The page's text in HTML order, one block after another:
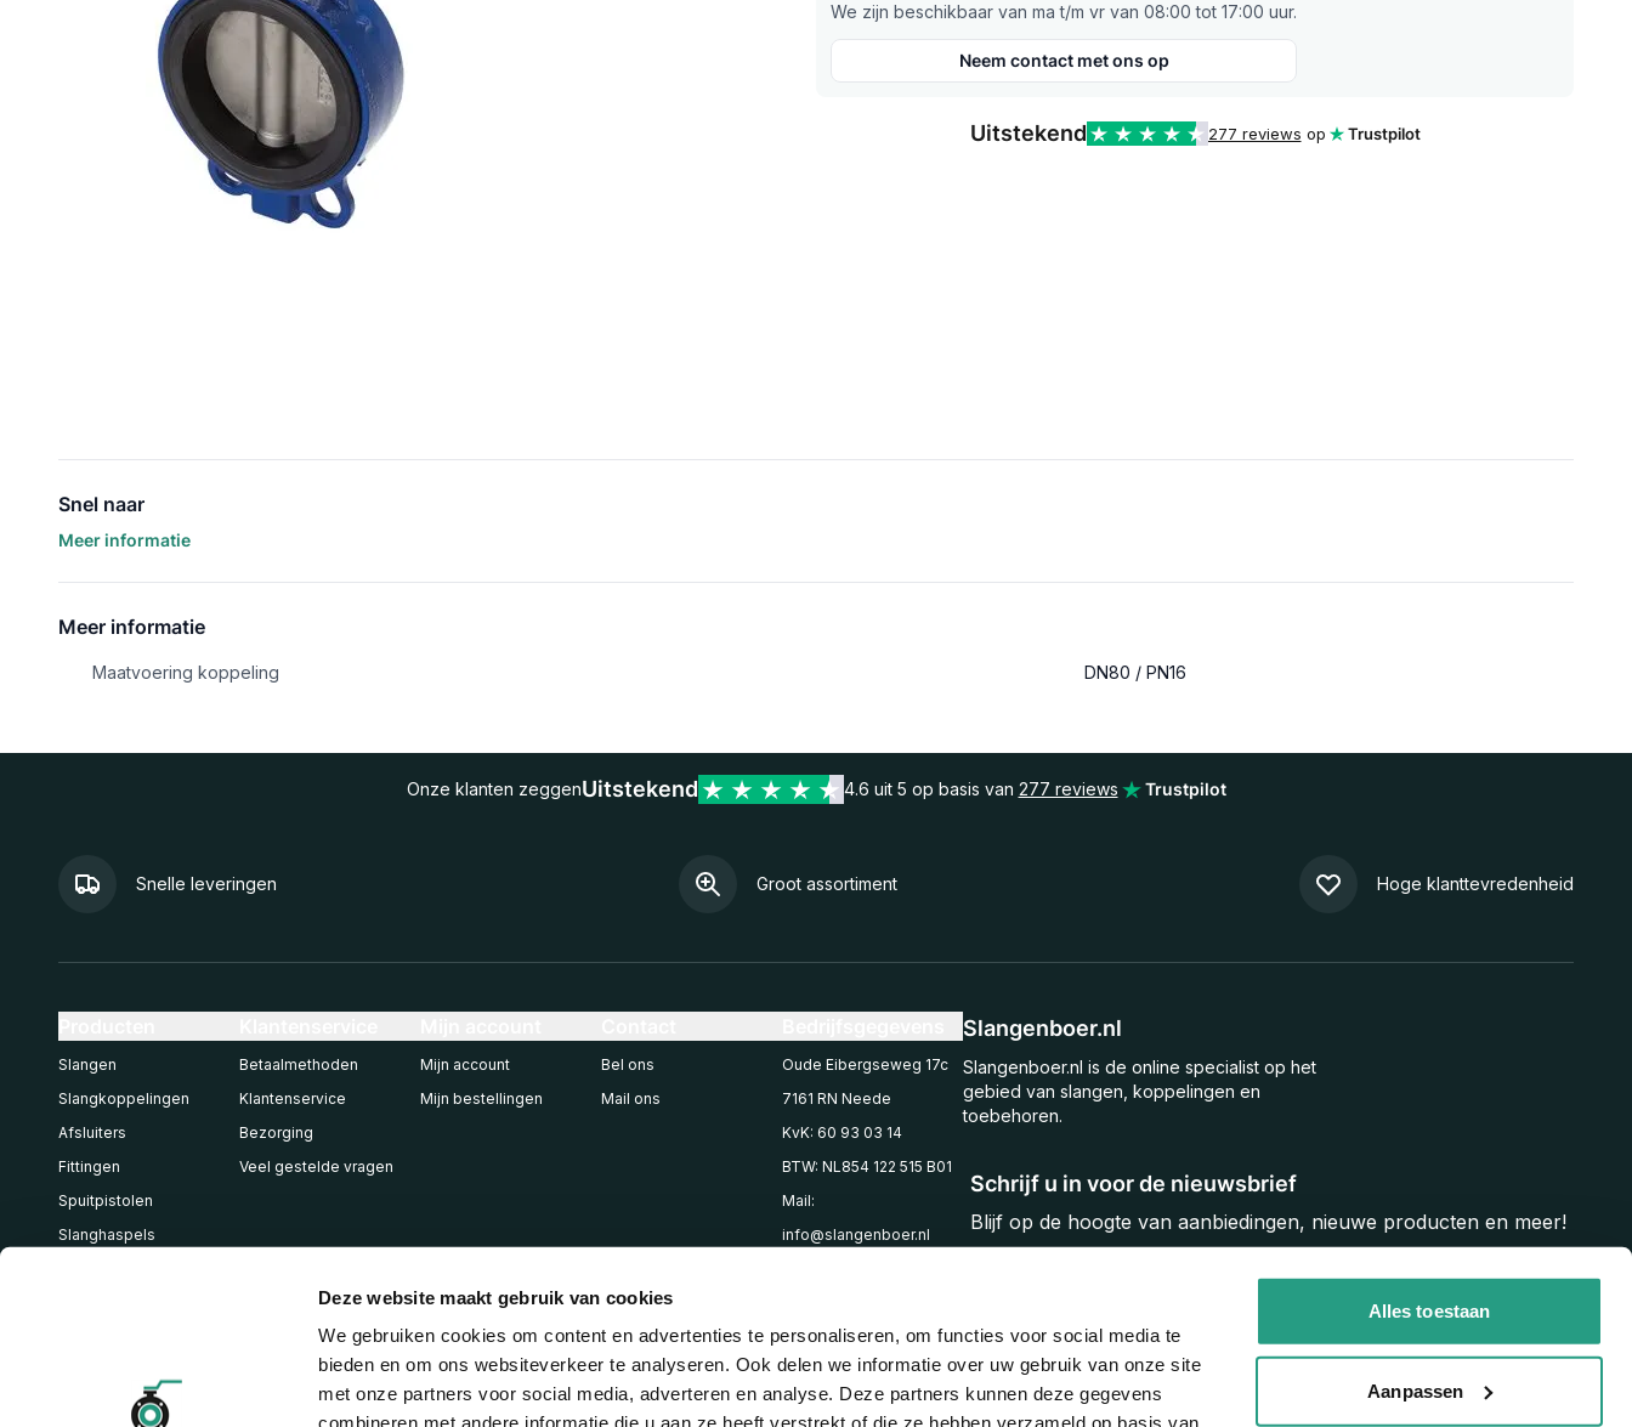
Deze website maakt gebruik van cookies
We gebruiken cookies om content en advertenties te personaliseren, om functies voor social media te
bieden en om ons websiteverkeer te analyseren. Ook delen we informatie over uw gebruik van onze site
met onze partners voor social media, adverteren en analyse. Deze partners kunnen deze gegevens
combineren met andere informatie die u aan ze heeft verstrekt of die ze hebben verzameld op basis van
Alles toestaan
Aanpassen
We zijn beschikbaar van ma t/m vr van 08:00 tot 17:00 uur.
Neem contact met ons op
Uitstekend 277 reviews op Trustpilot
Snel naar
Meer informatie
Meer informatie
Maatvoering koppeling DN80 / PN16
Onze klanten zeggenUitstekend 4.6 uit 5 op basis van 277 reviews Trustpilot
Snelle leveringen Groot assortiment Hoge klanttevredenheid
Schrijf u in voor de nieuwsbrief
Blijf op de hoogte van aanbiedingen, nieuwe producten en meer!
Slangenboer.nl
Slangenboer.nl is de online specialist op het
gebied van slangen, koppelingen en
toebehoren.
Slangen
Slangkoppelingen
Afsluiters
Fittingen
Spuitpistolen
Slanghaspels
Betaalmethoden
Klantenservice
Bezorging
Veel gestelde vragen
Mijn account
Mijn bestellingen
Bel ons
Mail ons
Oude Eibergseweg 17c
7161 RN Neede
KvK: 60 93 03 14
BTW: NL854 122 515 B01
Mail:
info@slangenboer.nl